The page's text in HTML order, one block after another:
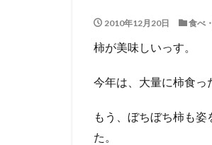
2010年12月20日 食べ
柿が美味しいっす。
今年は、大量に柿食っ
もう、ぼちぼち柿も
た。